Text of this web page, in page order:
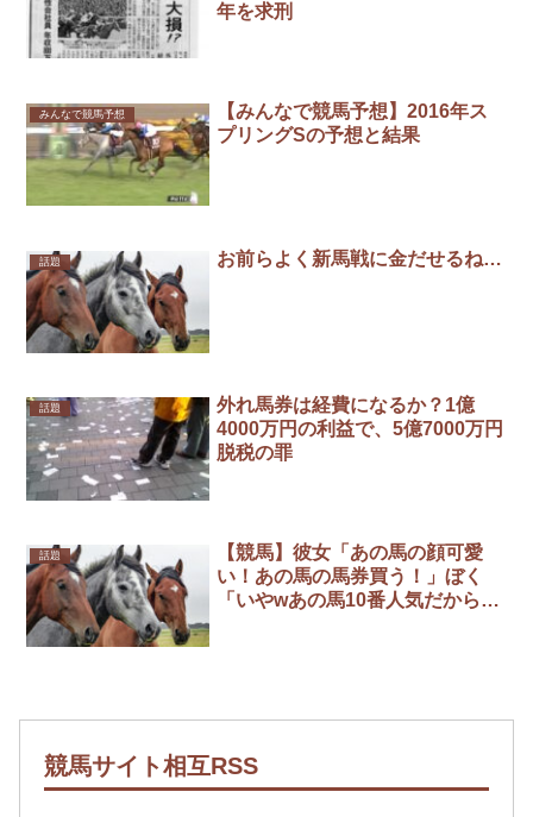
年を求刑
みんなで競馬予想
【みんなで競馬予想】2016年ス
プリングSの予想と結果
話題 お前らよく新馬戦に金だせるね…
話題
外れ馬券は経費になるか？1億
4000万円の利益で、5億7000万円
脱税の罪
話題
【競馬】彼女「あの馬の顔可愛
い！あの馬の馬券買う！」ぼく
「いやwあの馬10番人気だから難
競馬サイト相互RSS